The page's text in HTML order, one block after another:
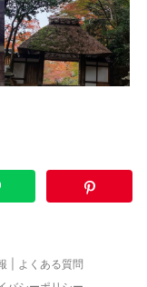
よくある質問